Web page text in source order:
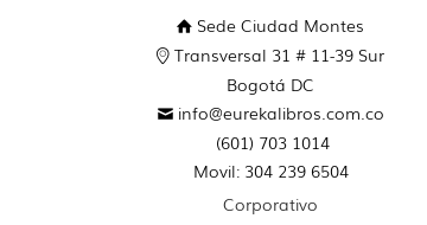
Sede Ciudad Montes
Transversal 31 # 11-39 Sur
Bogotá DC
info@eurekalibros.com.co
(601) 703 1014
Movil: 304 239 6504
Corporativo